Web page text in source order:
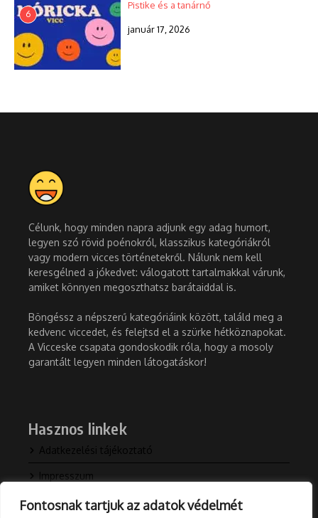
Fontosnak tartjuk az adatok védelmét
6
Pistike és a tanárnő
január 17, 2026
Célunk, hogy minden napra adjunk egy adag humort,
legyen szó rövid poénokról, klasszikus kategóriákról
vagy modern vicces történetekről. Nálunk nem kell
keresgélned a jókedvet: válogatott tartalmakkal várunk,
amiket könnyen megoszthatsz barátaiddal is.
Böngéssz a népszerű kategóriáink között, találd meg a
kedvenc viccedet, és felejtsd el a szürke hétköznapokat.
A Vicceske csapata gondoskodik róla, hogy a mosoly
garantált legyen minden látogatáskor!
Hasznos linkek
Adatkezelési tájékoztató
Impresszum
Kapcsolat